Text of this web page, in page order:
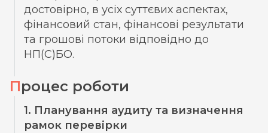
достовірно, в усіх суттєвих аспектах,
фінансовий стан, фінансові результати
та грошові потоки відповідно до
НП(С)БО.
Процес роботи
1. Планування аудиту та визначення
рамок перевірки